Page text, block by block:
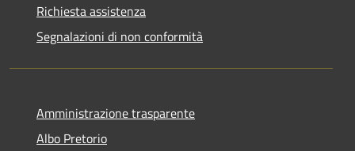
Richiesta assistenza
Segnalazioni di non conformità
Amministrazione trasparente
Albo Pretorio